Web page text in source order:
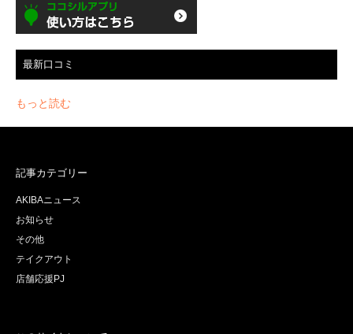
最新口コミ
もっと読む
記事カテゴリー
AKIBAニュース
お知らせ
その他
テイクアウト
店舗応援PJ